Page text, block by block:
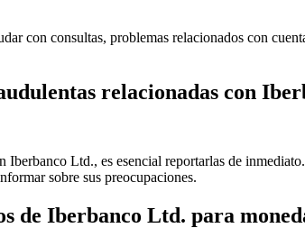
con consultas, problemas relacionados con
relacionadas con
Iberbanco Ltd., es esencial reportarlas de
sobre sus preocupaciones.
de Iberbanco Ltd. para